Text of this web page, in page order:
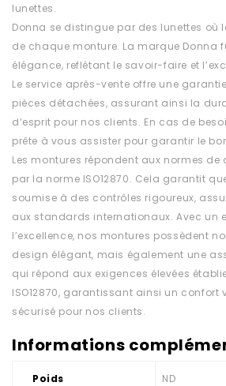
lunettes.
Donna se distingue par des lunettes
de chaque monture. La marque Donna
élégance, reflétant le savoir-faire et
Le service après-vente offre une
pièces détachées, assurant ainsi la
d’esprit pour nos clients. En cas de
prête à vous assister pour garantir le
Les montures répondent aux normes de
par la norme ISO12870. Cela garantit
soumise à des contrôles rigoureux,
aux standards internationaux. Avec un
l’excellence, nos montures possèdent
design élégant, mais également une
qui répond aux exigences élevées
ISO12870, garantissant ainsi un confort
sécurisé pour nos clients.
Informations
Poids ND